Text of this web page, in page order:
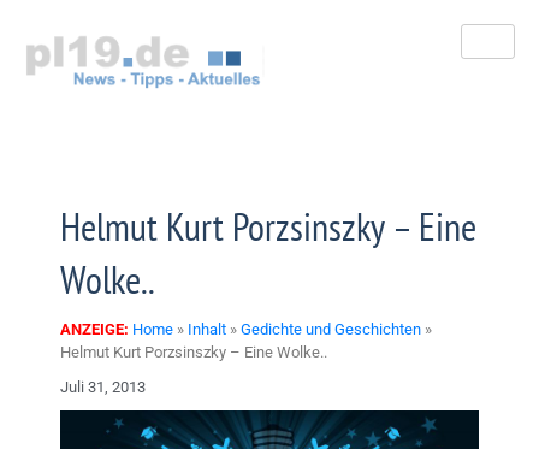
springen
Helmut Kurt Porzsinszky – Eine
Wolke..
ANZEIGE: Home » Inhalt » Gedichte und Geschichten »
Helmut Kurt Porzsinszky – Eine Wolke..
Juli 31, 2013